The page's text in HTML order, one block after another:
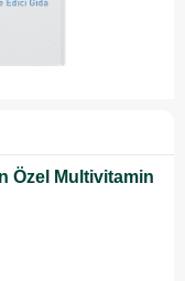
Özel Multivitamin